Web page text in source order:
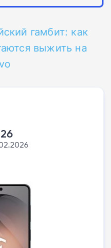
гамбит: как
выжить на